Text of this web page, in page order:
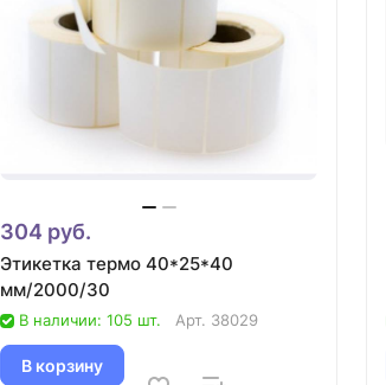
304 руб.
Этикетка термо 40*25*40
мм/2000/30
В наличии: 105 шт. Арт. 38029
В корзину